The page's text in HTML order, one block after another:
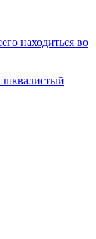
находиться во
шквалистый